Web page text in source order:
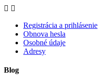
 
Registrácia a prihlásenie
Obnova hesla
Osobné údaje
Adresy
Blog